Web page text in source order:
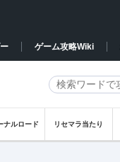
ゲーム攻略Wiki
ナルロード リセマラ当たり